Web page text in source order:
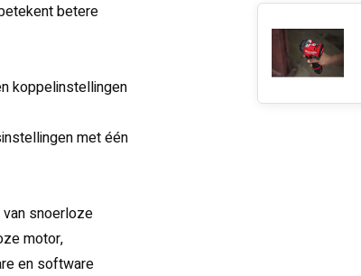
betere
koppelinstellingen
met één
snoerloze
motor,
en software